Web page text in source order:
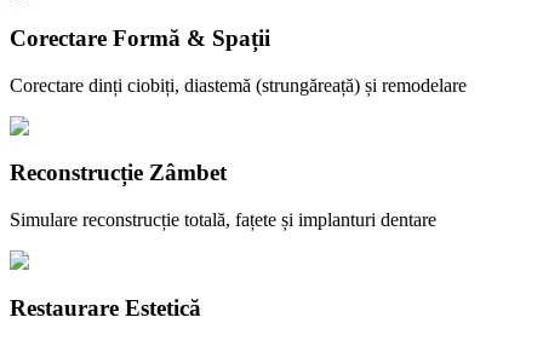
Corectare Formă & Spații
Corectare dinți ciobiți, diastemă (strungăreață) și remodelare
Reconstrucție Zâmbet
Simulare reconstrucție totală, fațete și implanturi dentare
Restaurare Estetică